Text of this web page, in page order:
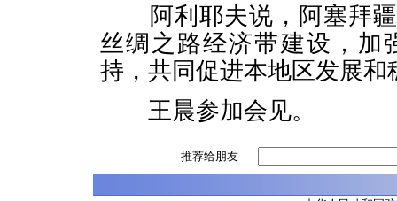
阿利耶夫说，阿塞拜疆
丝绸之路经济带建设，加
持，共同促进本地区发展和
王晨参加会见。
推荐给朋友